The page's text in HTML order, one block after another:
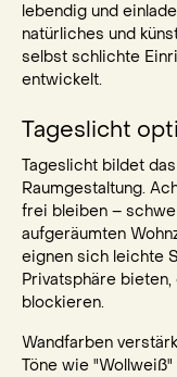
lebendig und
natürliches und
selbst schlichte
entwickelt.
Tageslicht
Tageslicht bildet
Raumgestaltung.
frei bleiben –
aufgeräumten
eignen sich leichte
Privatsphäre
blockieren.
Wandfarben
Töne wie